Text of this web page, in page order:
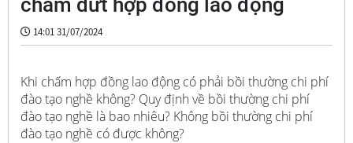
chấm dứt hợp đồng lao động
14:01 31/07/2024
Khi chấm hợp đồng lao động có phải bồi thường chi phí
đào tạo nghề không? Quy định về bồi thường chi phí
đào tạo nghề là bao nhiêu? Không bồi thường chi phí
đào tạo nghề có được không?